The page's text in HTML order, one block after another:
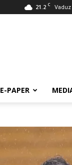
21.2 C Vaduz
E-PAPER